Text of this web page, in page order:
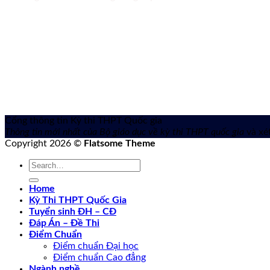
Cổng thông tin Kỳ thi THPT Quốc gia
Thông tin mới nhất của Bộ giáo dục về kỳ thi THPT quốc gia và
Copyright 2026 © Flatsome Theme
Home
Kỳ Thi THPT Quốc Gia
Tuyển sinh ĐH – CĐ
Đáp Án – Đề Thi
Điểm Chuẩn
Điểm chuẩn Đại học
Điểm chuẩn Cao đẳng